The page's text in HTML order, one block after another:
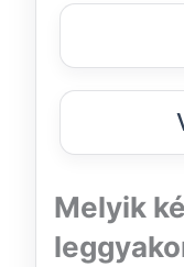
Melyik